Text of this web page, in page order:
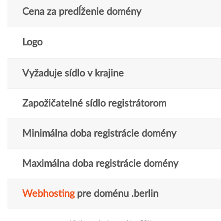
Cena za predĺženie domény
Logo
Vyžaduje sídlo v krajine
Zapožičatelné sídlo registrátorom
Minimálna doba registrácie domény
Maximálna doba registrácie domény
Webhostingpre doménu .berlin